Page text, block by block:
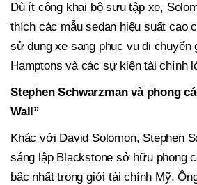
Dù ít công khai bộ sưu tập xe,
thích các mẫu sedan hiệu suất cao
sử dụng xe sang phục vụ di chuyển
Hamptons và các sự kiện tài chính
Stephen Schwarzman và phong
Wall”
Khác với David Solomon, Stephen
sáng lập Blackstone sở hữu phong
bậc nhất trong giới tài chính Mỹ.